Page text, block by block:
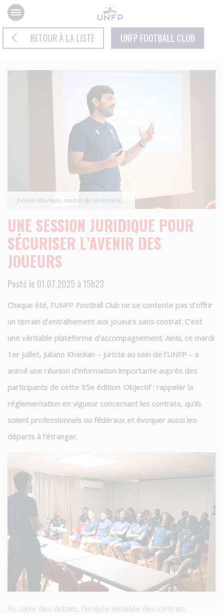
Panneau de gestion des cookies
RETOUR À LA LISTE UNFP FOOTBALL CLUB
Juliano Khankan, maître de cérémonie...
UNE SESSION JURIDIQUE POUR
SÉCURISER L’AVENIR DES
JOUEURS
Posté le 01.07.2025 à 15h23
Chaque été, l’UNFP Football Club ne se contente pas d’offrir
un terrain d’entraînement aux joueurs sans contrat. C’est
une véritable plateforme d’accompagnement. Ainsi, ce mardi
1er juillet, Juliano Khankan – juriste au sein de l’UNFP – a
animé une réunion d’information importante auprès des
participants de cette 35e édition. Objectif : rappeler la
réglementation en vigueur concernant les contrats, qu’ils
soient professionnels ou fédéraux et évoquer aussi les
départs à l’étranger.
Au cœur des débats, l’analyse détaillée des contrats